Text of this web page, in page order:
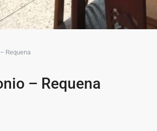
Requena
– Requena